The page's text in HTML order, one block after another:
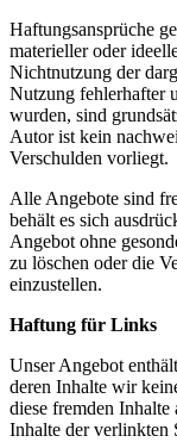
Haftungsansprüche
materieller oder
Nichtnutzung der
Nutzung fehlerhafter
wurden, sind
Autor ist kein
Verschulden vorliegt.
Alle Angebote sind
behält es sich
Angebot ohne
zu löschen oder die
einzustellen.
Haftung für Links
Unser Angebot
deren Inhalte wir
diese fremden
Inhalte der verlinkten